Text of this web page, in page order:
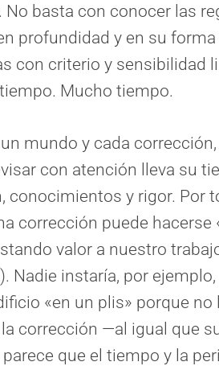
basta con conocer las
profundidad y en su
con criterio y sensibilidad
Mucho tiempo.
mundo y cada
con atención lleva su
conocimientos y rigor. Por
corrección puede hacerse
valor a nuestro
Nadie instaría, por
«en un plis» porque no
corrección —al igual que
que el tiempo y la